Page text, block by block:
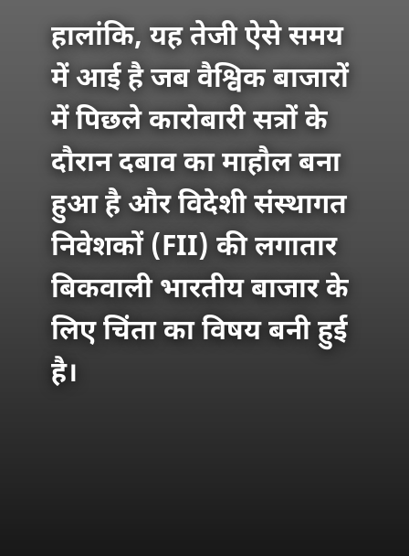
हालांकि, यह तेजी ऐसे समय
में आई है जब वैश्विक बाजारों
में पिछले कारोबारी सत्रों के
दौरान दबाव का माहौल बना
हुआ है और विदेशी संस्थागत
निवेशकों (FII) की लगातार
बिकवाली भारतीय बाजार के
लिए चिंता का विषय बनी हुई
है।